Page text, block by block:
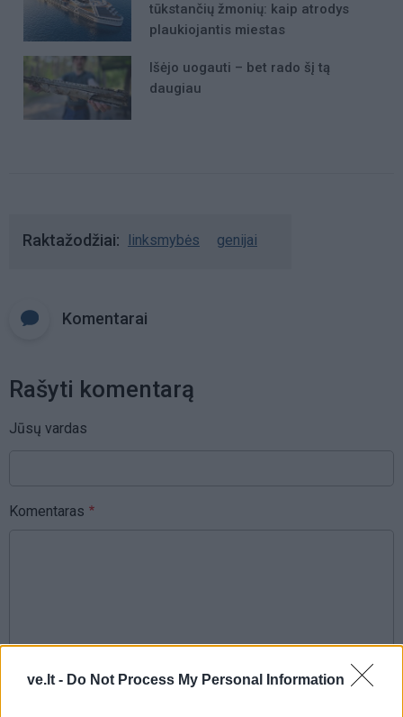
ve.lt - Do Not Process My Personal Information
tūkstančių žmonių: kaip atrodys
plaukiojantis miestas
Išėjo uogauti – bet rado šį tą
daugiau
Raktažodžiai linksmybės genijai
Komentarai
Rašyti komentarą
Jūsų vardas
Komentaras